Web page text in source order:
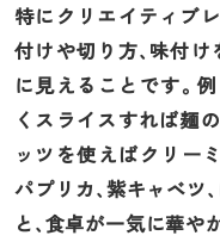
特にクリエイティブ
付けや切り方、味付
に見えることです。
くスライスすれば麺
ッツを使えばクリー
パプリカ、紫キャベツ
と、食卓が一気に華や